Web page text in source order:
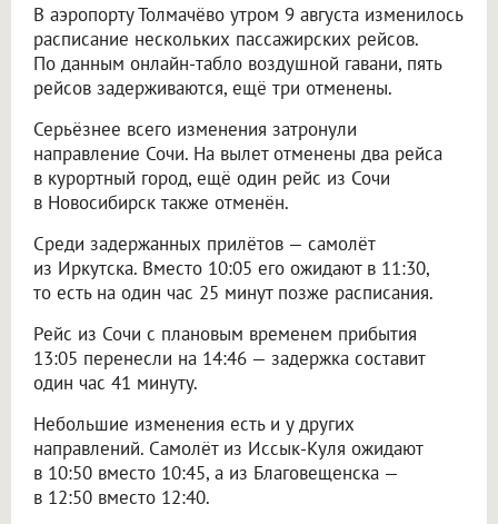
В аэропорту Толмачёво утром 9 августа изменилось
расписание нескольких пассажирских рейсов.
По данным онлайн-табло воздушной гавани, пять
рейсов задерживаются, ещё три отменены.
Серьёзнее всего изменения затронули
направление Сочи. На вылет отменены два рейса
в курортный город, ещё один рейс из Сочи
в Новосибирск также отменён.
Среди задержанных прилётов — самолёт
из Иркутска. Вместо 10:05 его ожидают в 11:30,
то есть на один час 25 минут позже расписания.
Рейс из Сочи с плановым временем прибытия
13:05 перенесли на 14:46 — задержка составит
один час 41 минуту.
Небольшие изменения есть и у других
направлений. Самолёт из Иссык-Куля ожидают
в 10:50 вместо 10:45, а из Благовещенска —
в 12:50 вместо 12:40.